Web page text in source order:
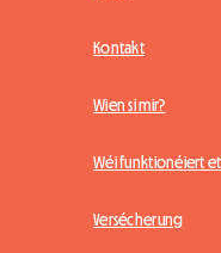
Kontakt
Wien si mir?
Wéi funktionéiert
Versécherung